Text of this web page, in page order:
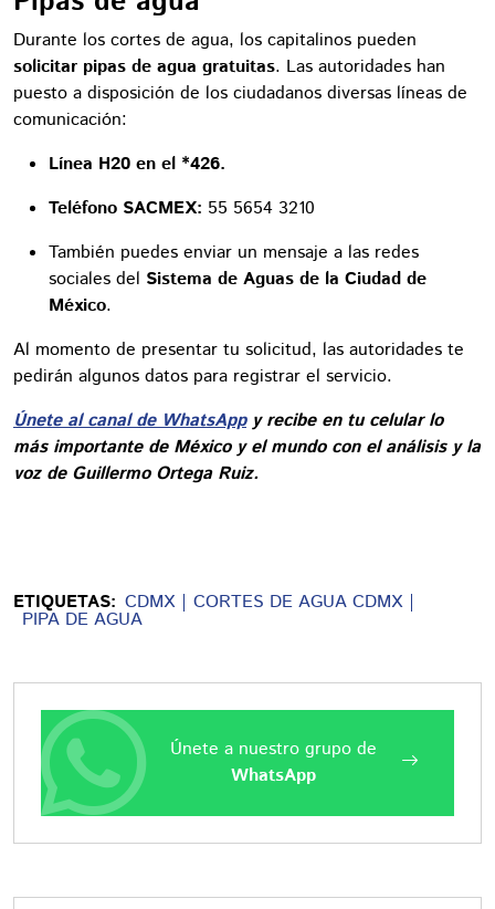
Durante los cortes de agua, los capitalinos pueden
solicitar pipas de agua gratuitas. Las autoridades han
puesto a disposición de los ciudadanos diversas líneas de
comunicación:
Línea H20 en el *426.
Teléfono SACMEX: 55 5654 3210
También puedes enviar un mensaje a las redes
sociales del Sistema de Aguas de la Ciudad de
México.
Al momento de presentar tu solicitud, las autoridades te
pedirán algunos datos para registrar el servicio.
Únete al canal de WhatsAppy recibe en tu celular lo
más importante de México y el mundo con el análisis y la
voz de Guillermo Ortega Ruiz.
ETIQUETAS: CDMX CORTES DE AGUA CDMX
PIPA DE AGUA
Únete a nuestro grupo de
WhatsApp